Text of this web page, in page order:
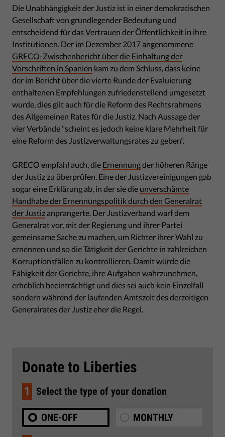
Die Unabhängigkeit der Justiz ist in einer demokratischen
Gesellschaft von grundlegender Bedeutung und
entscheidend für das Vertrauen der Öffentlichkeit in ihre
Institutionen. Der im Dezember 2017 angenommene
GRECO-Zwischenbericht über die Einhaltung der
Vorschriften in Spanien kam zu dem Schluss, dass keine
der im Bericht über die vierte Runde der Evaluierung
enthaltenen Empfehlungen zufriedenstellend umgesetzt
wurde, dies gilt auch für die Reform des Rechtsrahmens
des Allgemeinen Rates für die Justiz. Nach Aussage der
vier Verbände "scheint es jedoch keine klare Mehrheit für
eine Reform des Justizverwaltungsrates zu geben".
GRECO empfahl auch, die Ernennungder höheren Ränge
der Justiz zu überprüfen. Eine der Justizvereinigungen gab
sogar eine Erklärung ab, in der sie die unverschämte
Handhabe der Ernennungspolitik durch den Generalrat
der Justiz anprangerte. Der Justizverband warf dem
Generalrat vor, mit der Regierung und ihrer Partei
gemeinsame Sache zu machen, um Richter ihrer Wahl zu
ernennen und so die Tätigkeit der Gerichte in zahlreichen
Korruptionsfällen zu kontrollieren. Damit würde die
Fähigkeit der Gerichte, ihre Aufgaben wahrzunehmen,
erheblich beeinträchtigt und dies sei auch kein Einzelfall
sondern während der laufenden Amtszeit des derzeitigen
Generalrates der Justiz eher die Regel.
Donate to Liberties
1 Select the type of your donation
ONE-OFF MONTHLY